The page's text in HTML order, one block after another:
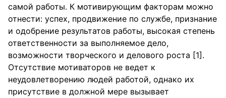
самой работы. К мотивирующим факторам можно
отнести: успех, продвижение по службе, признание
и одобрение результатов работы, высокая степень
ответственности за выполняемое дело,
возможности творческого и делового роста [1].
Отсутствие мотиваторов не ведет к
неудовлетворению людей работой, однако их
присутствие в должной мере вызывает